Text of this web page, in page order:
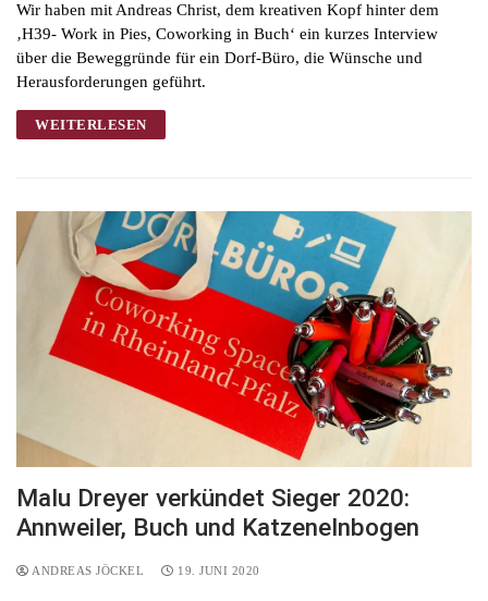
Wir haben mit Andreas Christ, dem kreativen Kopf hinter dem
‚H39- Work in Pies, Coworking in Buch‘ ein kurzes Interview
über die Beweggründe für ein Dorf-Büro, die Wünsche und
Herausforderungen geführt.
WEITERLESEN
Malu Dreyer verkündet Sieger 2020:
Annweiler, Buch und Katzenelnbogen
ANDREAS JÖCKEL 19. JUNI 2020